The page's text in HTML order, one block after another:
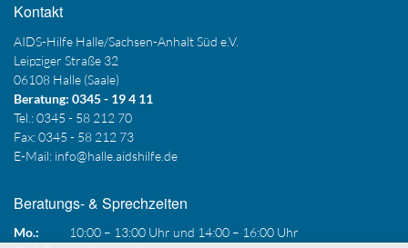
Kontakt
AIDS-Hilfe Halle/Sachsen-Anhalt Süd e.V.
Leipziger Straße 32
06108 Halle (Saale)
Beratung: 0345 - 19 4 11
Tel.: 0345 - 58 212 70
Fax: 0345 - 58 212 73
E-Mail: info@halle.aidshilfe.de
Beratungs- & Sprechzeiten
Mo.:
10:00 – 13:00 Uhr und 14:00 – 16:00 Uhr